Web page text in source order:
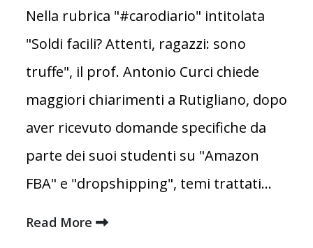
Nella rubrica "#carodiario" intitolata
"Soldi facili? Attenti, ragazzi: sono
truffe", il prof. Antonio Curci chiede
maggiori chiarimenti a Rutigliano, dopo
aver ricevuto domande specifiche da
parte dei suoi studenti su "Amazon
FBA" e "dropshipping", temi trattati...
Read More